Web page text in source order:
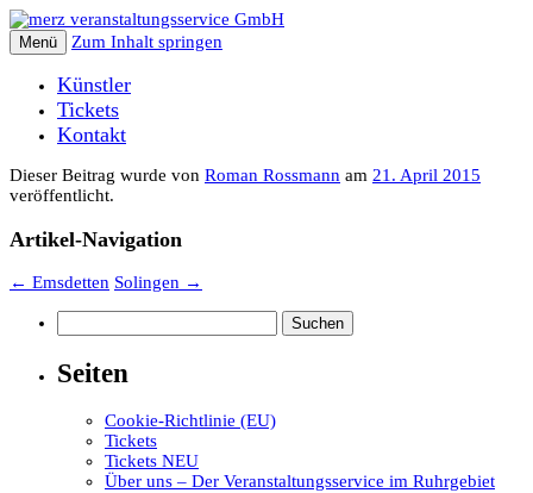
Menü Zum Inhalt springen
Künstler
Tickets
Kontakt
Dieser Beitrag wurde von Roman Rossmann am 21. April 2015
veröffentlicht.
Artikel-Navigation
← Emsdetten Solingen →
nach:
Seiten
Cookie-Richtlinie (EU)
Tickets
Tickets NEU
Über uns – Der Veranstaltungsservice im Ruhrgebiet